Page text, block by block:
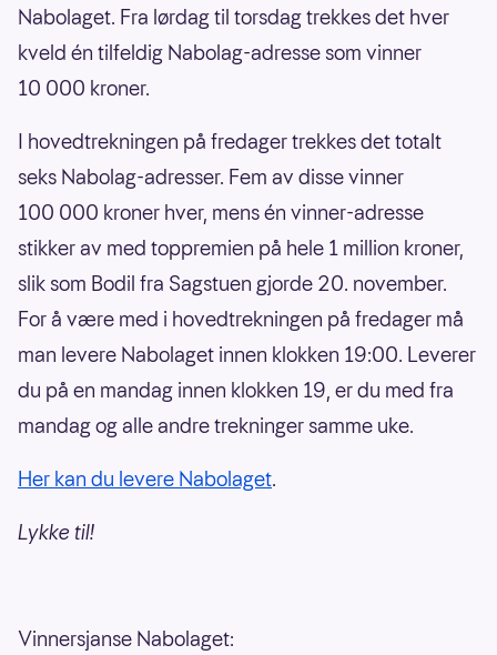
Nabolaget. Fra lørdag til torsdag trekkes det hver
kveld én tilfeldig Nabolag-adresse som vinner
10 000 kroner.
I hovedtrekningen på fredager trekkes det totalt
seks Nabolag-adresser. Fem av disse vinner
100 000 kroner hver, mens én vinner-adresse
stikker av med toppremien på hele 1 million kroner,
slik som Bodil fra Sagstuen gjorde 20. november.
For å være med i hovedtrekningen på fredager må
man levere Nabolaget innen klokken 19:00. Leverer
du på en mandag innen klokken 19, er du med fra
mandag og alle andre trekninger samme uke.
Her kan du levere Nabolaget.
Lykke til!
Vinnersjanse Nabolaget: